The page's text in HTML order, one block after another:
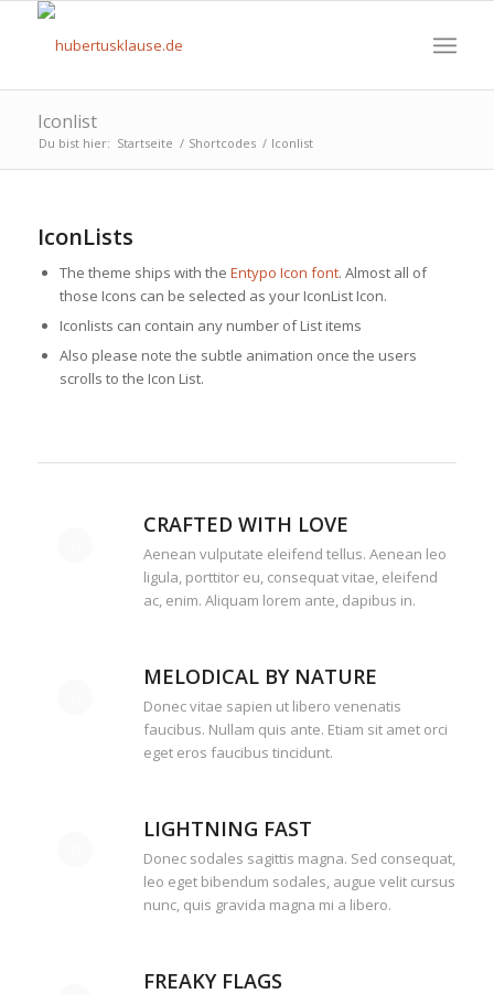
Iconlist
Du bist hier: Startseite / Shortcodes / Iconlist
IconLists
The theme ships with the Entypo Icon font. Almost all of
those Icons can be selected as your IconList Icon.
Iconlists can contain any number of List items
Also please note the subtle animation once the users
scrolls to the Icon List.
CRAFTED WITH LOVE
Aenean vulputate eleifend tellus. Aenean leo
ligula, porttitor eu, consequat vitae, eleifend
ac, enim. Aliquam lorem ante, dapibus in.
MELODICAL BY NATURE
Donec vitae sapien ut libero venenatis
faucibus. Nullam quis ante. Etiam sit amet orci
eget eros faucibus tincidunt.
LIGHTNING FAST
Donec sodales sagittis magna. Sed consequat,
leo eget bibendum sodales, augue velit cursus
nunc, quis gravida magna mi a libero.
FREAKY FLAGS